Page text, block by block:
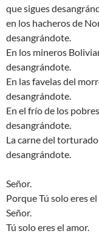
que sigues
en los hacheros de
desangrándote.
En los mineros
desangrándote.
En las favelas del
desangrándote.
En el frío de los
desangrándote.
La carne del
desangrándote.
Señor.
Porque Tú solo eres
Señor.
Tú solo eres el amor.